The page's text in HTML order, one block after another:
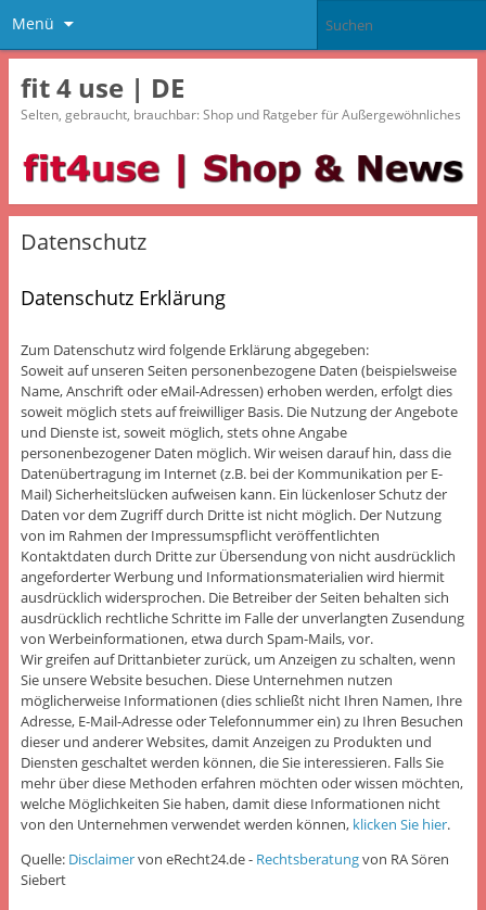
Menü
fit 4 use | DE
Selten, gebraucht, brauchbar: Shop und Ratgeber für Außergewöhnliches
Datenschutz
Datenschutz Erklärung
Zum Datenschutz wird folgende Erklärung abgegeben:
Soweit auf unseren Seiten personenbezogene Daten (beispielsweise
Name, Anschrift oder eMail-Adressen) erhoben werden, erfolgt dies
soweit möglich stets auf freiwilliger Basis. Die Nutzung der Angebote
und Dienste ist, soweit möglich, stets ohne Angabe
personenbezogener Daten möglich. Wir weisen darauf hin, dass die
Datenübertragung im Internet (z.B. bei der Kommunikation per E-
Mail) Sicherheitslücken aufweisen kann. Ein lückenloser Schutz der
Daten vor dem Zugriff durch Dritte ist nicht möglich. Der Nutzung
von im Rahmen der Impressumspflicht veröffentlichten
Kontaktdaten durch Dritte zur Übersendung von nicht ausdrücklich
angeforderter Werbung und Informationsmaterialien wird hiermit
ausdrücklich widersprochen. Die Betreiber der Seiten behalten sich
ausdrücklich rechtliche Schritte im Falle der unverlangten Zusendung
von Werbeinformationen, etwa durch Spam-Mails, vor.
Wir greifen auf Drittanbieter zurück, um Anzeigen zu schalten, wenn
Sie unsere Website besuchen. Diese Unternehmen nutzen
möglicherweise Informationen (dies schließt nicht Ihren Namen, Ihre
Adresse, E-Mail-Adresse oder Telefonnummer ein) zu Ihren Besuchen
dieser und anderer Websites, damit Anzeigen zu Produkten und
Diensten geschaltet werden können, die Sie interessieren. Falls Sie
mehr über diese Methoden erfahren möchten oder wissen möchten,
welche Möglichkeiten Sie haben, damit diese Informationen nicht
von den Unternehmen verwendet werden können, klicken Sie hier.
Quelle: Disclaimervon eRecht24.de - Rechtsberatungvon RA Sören
Siebert